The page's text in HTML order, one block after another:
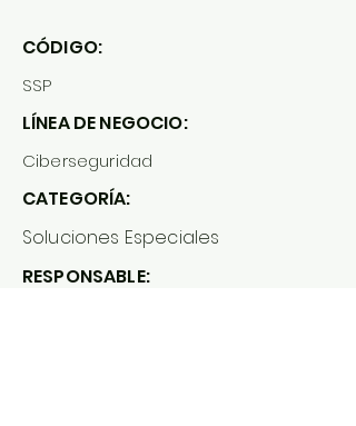
CÓDIGO:
SSP
LÍNEA DE NEGOCIO:
Ciberseguridad
CATEGORÍA:
Soluciones Especiales
RESPONSABLE: